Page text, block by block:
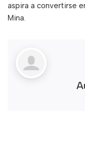
aspira a convertirse
Mina.